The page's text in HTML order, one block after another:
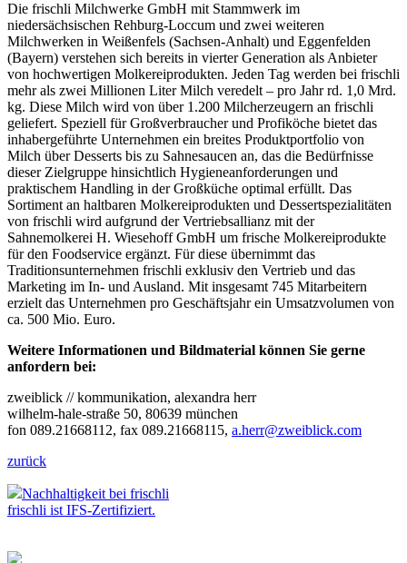
Die frischli Milchwerke GmbH mit Stammwerk im
niedersächsischen Rehburg-Loccum und zwei weiteren
Milchwerken in Weißenfels (Sachsen-Anhalt) und Eggenfelden
(Bayern) verstehen sich bereits in vierter Generation als Anbieter
von hochwertigen Molkereiprodukten. Jeden Tag werden bei frischli
mehr als zwei Millionen Liter Milch veredelt – pro Jahr rd. 1,0 Mrd.
kg. Diese Milch wird von über 1.200 Milcherzeugern an frischli
geliefert. Speziell für Großverbraucher und Profiköche bietet das
inhabergeführte Unternehmen ein breites Produktportfolio von
Milch über Desserts bis zu Sahnesaucen an, das die Bedürfnisse
dieser Zielgruppe hinsichtlich Hygieneanforderungen und
praktischem Handling in der Großküche optimal erfüllt. Das
Sortiment an haltbaren Molkereiprodukten und Dessertspezialitäten
von frischli wird aufgrund der Vertriebsallianz mit der
Sahnemolkerei H. Wiesehoff GmbH um frische Molkereiprodukte
für den Foodservice ergänzt. Für diese übernimmt das
Traditionsunternehmen frischli exklusiv den Vertrieb und das
Marketing im In- und Ausland. Mit insgesamt 745 Mitarbeitern
erzielt das Unternehmen pro Geschäftsjahr ein Umsatzvolumen von
ca. 500 Mio. Euro.
Weitere Informationen und Bildmaterial können Sie gerne
anfordern bei:
zweiblick // kommunikation, alexandra herr
wilhelm-hale-straße 50, 80639 münchen
fon 089.21668112, fax 089.21668115, a.herr@zweiblick.com
zurück
Nachhaltigkeit bei frischli
frischli ist IFS-Zertifiziert.